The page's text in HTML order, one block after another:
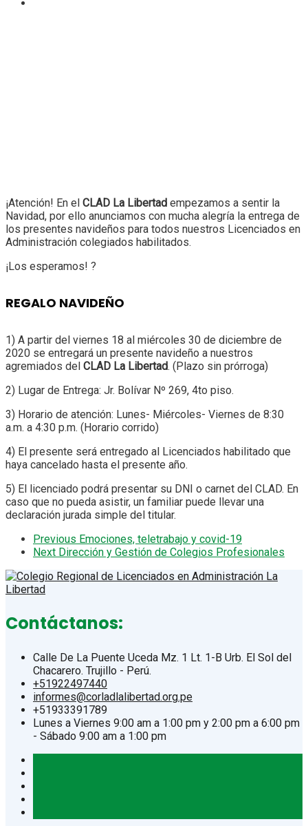
¡Atención! En el CLAD La Libertad empezamos a sentir la
Navidad, por ello anunciamos con mucha alegría la entrega de
los presentes navideños para todos nuestros Licenciados en
Administración colegiados habilitados.
¡Los esperamos! ?
REGALO NAVIDEÑO
1) A partir del viernes 18 al miércoles 30 de diciembre de
2020 se entregará un presente navideño a nuestros
agremiados del CLAD La Libertad. (Plazo sin prórroga)
2) Lugar de Entrega: Jr. Bolívar Nº 269, 4to piso.
3) Horario de atención: Lunes- Miércoles- Viernes de 8:30
a.m. a 4:30 p.m. (Horario corrido)
4) El presente será entregado al Licenciados habilitado que
haya cancelado hasta el presente año.
5) El licenciado podrá presentar su DNI o carnet del CLAD. En
caso que no pueda asistir, un familiar puede llevar una
declaración jurada simple del titular.
Previous Emociones, teletrabajo y covid-19
Next Dirección y Gestión de Colegios Profesionales
Contáctanos:
Calle De La Puente Uceda Mz. 1 Lt. 1-B Urb. El Sol del
Chacarero. Trujillo - Perú.
+51922497440
informes@corladlalibertad.org.pe
+51933391789
Lunes a Viernes 9:00 am a 1:00 pm y 2:00 pm a 6:00 pm
- Sábado 9:00 am a 1:00 pm